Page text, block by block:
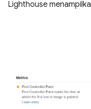
Lighthouse